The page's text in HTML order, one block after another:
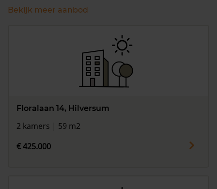
Bekijk meer aanbod
Floralaan 14, Hilversum
2 kamers | 59 m2
€ 425.000